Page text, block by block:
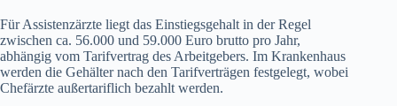
Für Assistenzärzte liegt das Einstiegsgehalt in der Regel
zwischen ca. 56.000 und 59.000 Euro brutto pro Jahr,
abhängig vom Tarifvertrag des Arbeitgebers. Im Krankenhaus
werden die Gehälter nach den Tarifverträgen festgelegt, wobei
Chefärzte außertariflich bezahlt werden.